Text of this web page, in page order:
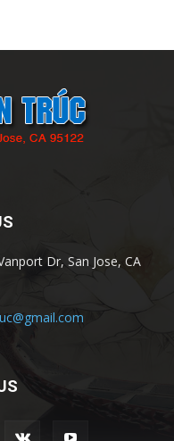
Dr, San Jose, CA